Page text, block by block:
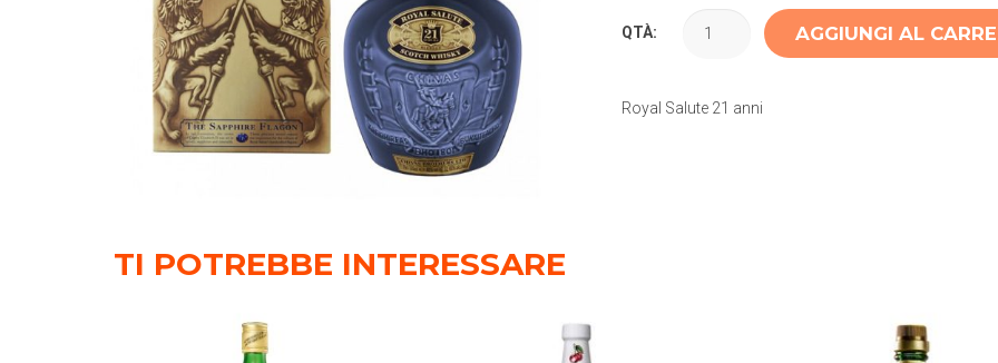
QTÀ: AGGIUNGI AL
Royal Salute 21 anni
TI POTREBBE INTERESSARE